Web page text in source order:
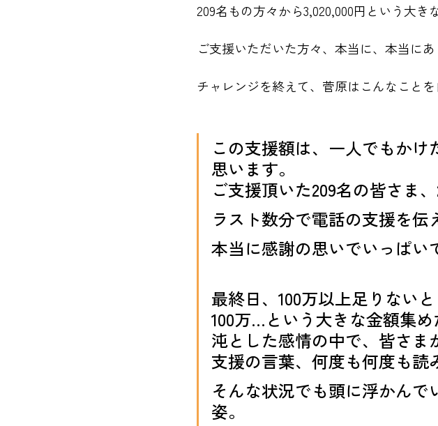
209名もの方々から3,020,000円という大き
ご支援いただいた方々、本当に、本当にあ
チャレンジを終えて、菅原はこんなことを
この支援額は、一人でもか
思います。
ご支援頂いた209名の皆さま
ラスト数分で電話の支援を伝
本当に感謝の思いでいっぱい
最終日、100万以上足りない
100万…という大きな金額集
沌とした感情の中で、皆さま
支援の言葉、何度も何度も読
そんな状況でも頭に浮かんで
姿。